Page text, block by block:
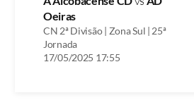
Oeiras
CN 2ª Divisão | Zona Sul | 25ª
Jornada
17/05/2025 17:55